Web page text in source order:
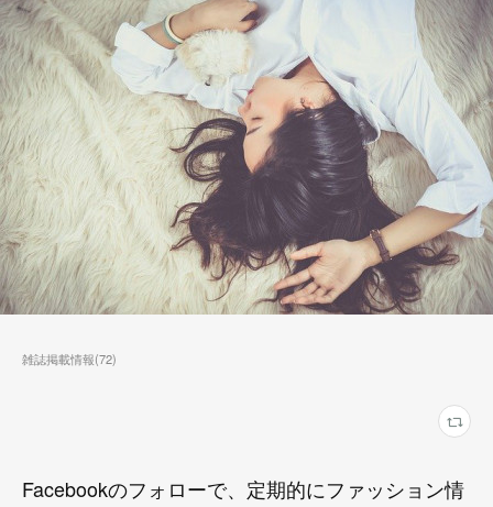
雑誌掲載情報(72)
Facebookのフォローで、定期的にファッション情